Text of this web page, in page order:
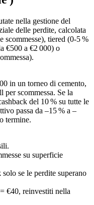
nella gestione del
delle perdite, calcolata
scommesse), tiered (0‑5 %
€500 a €2 000) o
in un torneo di cemento,
per scommessa. Se la
del 10 % su tutte le
passa da –15 % a –
termine.
su superficie
se le perdite superano
€40, reinvestiti nella